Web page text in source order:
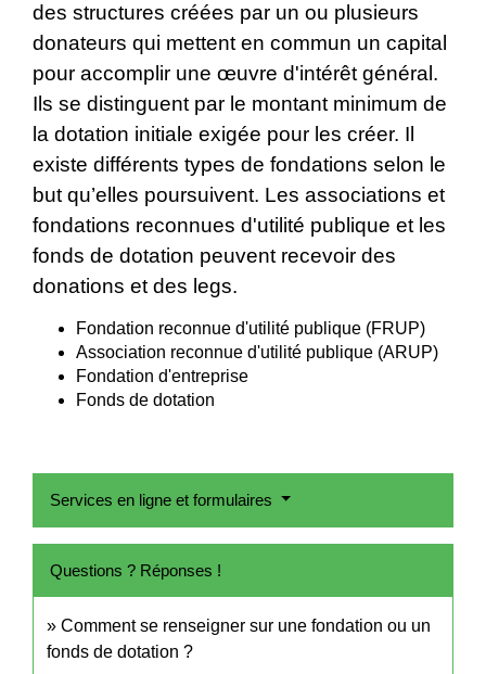
des structures créées par un ou plusieurs
donateurs qui mettent en commun un capital
pour accomplir une œuvre d'intérêt général.
Ils se distinguent par le montant minimum de
la dotation initiale exigée pour les créer. Il
existe différents types de fondations selon le
but qu’elles poursuivent. Les associations et
fondations reconnues d'utilité publique et les
fonds de dotation peuvent recevoir des
donations et des legs.
Fondation reconnue d'utilité publique (FRUP)
Association reconnue d'utilité publique (ARUP)
Fondation d'entreprise
Fonds de dotation
Services en ligne et formulaires
Questions ? Réponses !
Comment se renseigner sur une fondation ou un
fonds de dotation ?